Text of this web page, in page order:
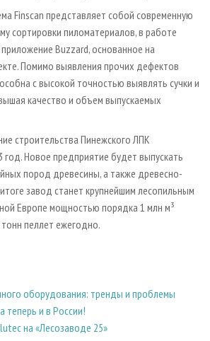
Finscan представляет собой современную
сортировки пиломатериалов, в работе
Buzzard, основанное на
Помимо выявления прочих дефектов
с высокой точностью выявлять сучки и
качество и объем выпускаемых
строительства Пинежского ЛПК
год. Новое предприятие будет выпускать
пород древесины, а также древесно-
завод станет крупнейшим лесопильным
Европе мощностью порядка 1 млн м³
пеллет ежегодно.
оборудования: тренды и проблемы
теперь и в России!
на «Лесозаводе 25»